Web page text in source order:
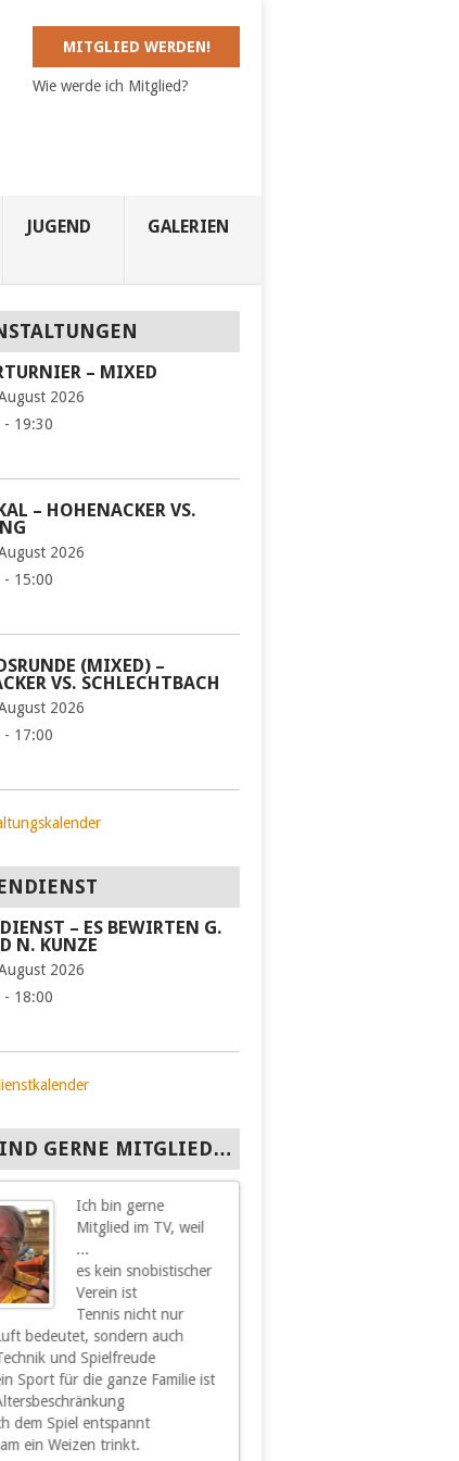
MITGLIED WERDEN!
Wie werde ich Mitglied?
JUGEND GALERIEN
– MIXED
2026
- 19:30
– HOHENACKER VS.
2026
- 15:00
(MIXED) –
VS. SCHLECHTBACH
2026
- 17:00
– ES BEWIRTEN G.
N. KUNZE
2026
- 18:00
GERNE MITGLIED…
Ich bin gerne
Mitglied im TV, weil
...
es kein snobistischer
Verein ist
Tennis nicht nur
bedeutet, sondern auch
und Spielfreude
Sport für die ganze Familie ist
dem Spiel entspannt
ein Weizen trinkt.